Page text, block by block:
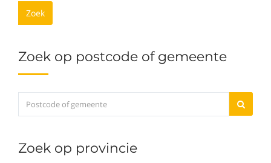
Zoek
Zoek op postcode of gemeente
Zoek op provincie